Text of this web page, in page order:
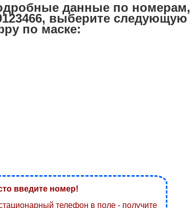
данные по номерам,
выберите следующую
по маске:
введите номер!
телефон в поле - получите